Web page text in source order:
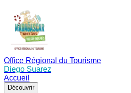
Office Régional du Tourisme
Diego Suarez
Accueil
Découvrir